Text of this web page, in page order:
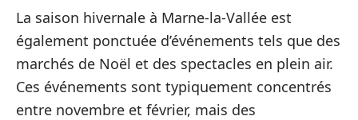
La saison hivernale à Marne-la-Vallée est
également ponctuée d’événements tels que des
marchés de Noël et des spectacles en plein air.
Ces événements sont typiquement concentrés
entre novembre et février, mais des